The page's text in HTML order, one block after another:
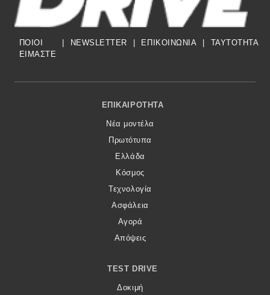
ΠΟΙΟΙ
ΕΙΜΑΣΤΕ
| NEWSLETTER | ΕΠΙΚΟΙΝΩΝΙΑ | TAYTOTHTA
Footer Menu
ΕΠΙΚΑΙΡΌΤΗΤΑ
Νέα μοντέλα
Πρωτότυπα
Ελλάδα
Κόσμος
Τεχνολογία
Ασφάλεια
Αγορά
Απόψεις
TEST DRIVE
Δοκιμή